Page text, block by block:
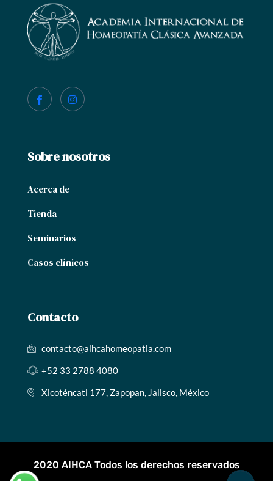
Sobre nosotros
Acerca de
Tienda
Seminarios
Casos clínicos
Contacto
contacto@aihcahomeopatia.com
+52 33 2788 4080
Xicoténcatl 177, Zapopan, Jalisco, México
2020 AIHCA Todos los derechos reservados